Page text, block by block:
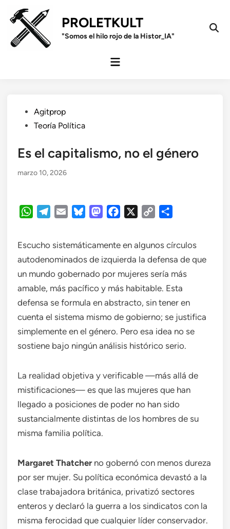
contenido
PROLETKULT
"Somos el hilo rojo de la Histor_IA"
Open
Menú
Publicado
en
Agitprop
Teoría Política
Es el capitalismo, no el género
marzo 10, 2026
WhatsAppTelegram
Email BlueskyMastodonFacebook
Copy
Escucho sistemáticamente en algunos círculos
autodenominados de izquierda la defensa de que
un mundo gobernado por mujeres sería más
amable, más pacífico y más habitable. Esta
defensa se formula en abstracto, sin tener en
cuenta el sistema mismo de gobierno; se justifica
simplemente en el género. Pero esa idea no se
sostiene bajo ningún análisis histórico serio.
La realidad objetiva y verificable —más allá de
mistificaciones— es que las mujeres que han
llegado a posiciones de poder no han sido
sustancialmente distintas de los hombres de su
misma familia política.
Margaret Thatcherno gobernó con menos dureza
por ser mujer. Su política económica devastó a la
clase trabajadora británica, privatizó sectores
enteros y declaró la guerra a los sindicatos con la
misma ferocidad que cualquier líder conservador.